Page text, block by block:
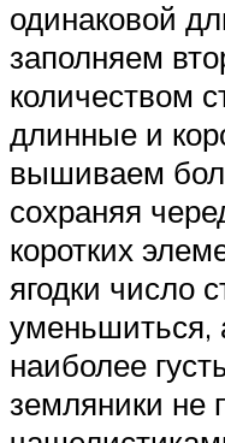
одинаковой
заполняем
количеством
длинные и
вышиваем
сохраняя
коротких
ягодки число
уменьшиться,
наиболее
земляники не